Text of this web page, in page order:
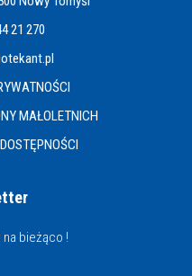
21 270
MAŁOLETNICH
bieżąco !